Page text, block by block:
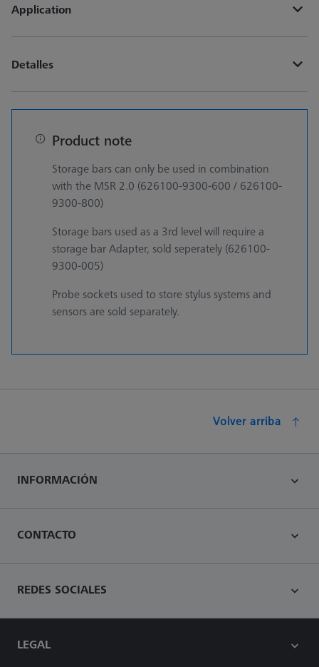
Application
Detalles
Product note
Storage bars can only be used in combination
with the MSR 2.0 (626100-9300-600 / 626100-
9300-800)
Storage bars used as a 3rd level will require a
storage bar Adapter, sold seperately (626100-
9300-005)
Probe sockets used to store stylus systems and
sensors are sold separately.
Volver arriba
INFORMACIÓN
CONTACTO
REDES SOCIALES
LEGAL